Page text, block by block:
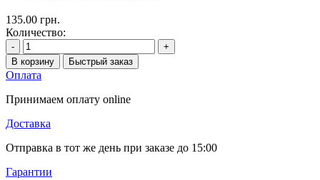
135.00 грн.
Количество:
-
+
В корзину
Быстрый заказ
Оплата
Принимаем оплату online
Доставка
Отправка в тот же день при заказе до 15:00
Гарантии